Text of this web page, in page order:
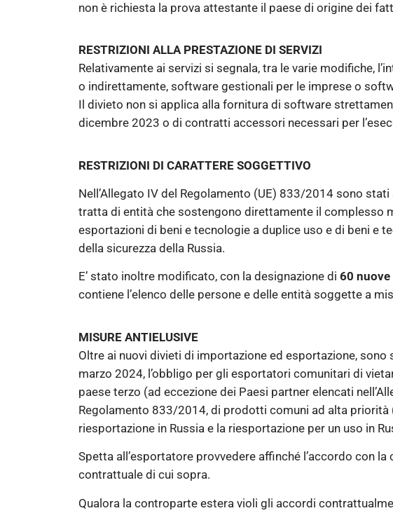
non è richiesta la prova attestante il paese di origine dei
RESTRIZIONI ALLA PRESTAZIONE DI SERVIZI
Relativamente ai servizi si segnala, tra le varie modifiche,
o indirettamente, software gestionali per le imprese o
Il divieto non si applica alla fornitura di software
dicembre 2023 o di contratti accessori necessari per
RESTRIZIONI DI CARATTERE SOGGETTIVO
Nell’Allegato IV del Regolamento (UE) 833/2014 sono
tratta di entità che sostengono direttamente il complesso
esportazioni di beni e tecnologie a duplice uso e di beni e
della sicurezza della Russia.
E’ stato inoltre modificato, con la designazione di 60
contiene l’elenco delle persone e delle entità soggette a
MISURE ANTIELUSIVE
Oltre ai nuovi divieti di importazione ed esportazione,
marzo 2024, l’obbligo per gli esportatori comunitari di
paese terzo (ad eccezione dei Paesi partner elencati
Regolamento 833/2014, di prodotti comuni ad alta
riesportazione in Russia e la riesportazione per un uso in
Spetta all’esportatore provvedere affinché l’accordo con
contrattuale di cui sopra.
Qualora la controparte estera violi gli accordi